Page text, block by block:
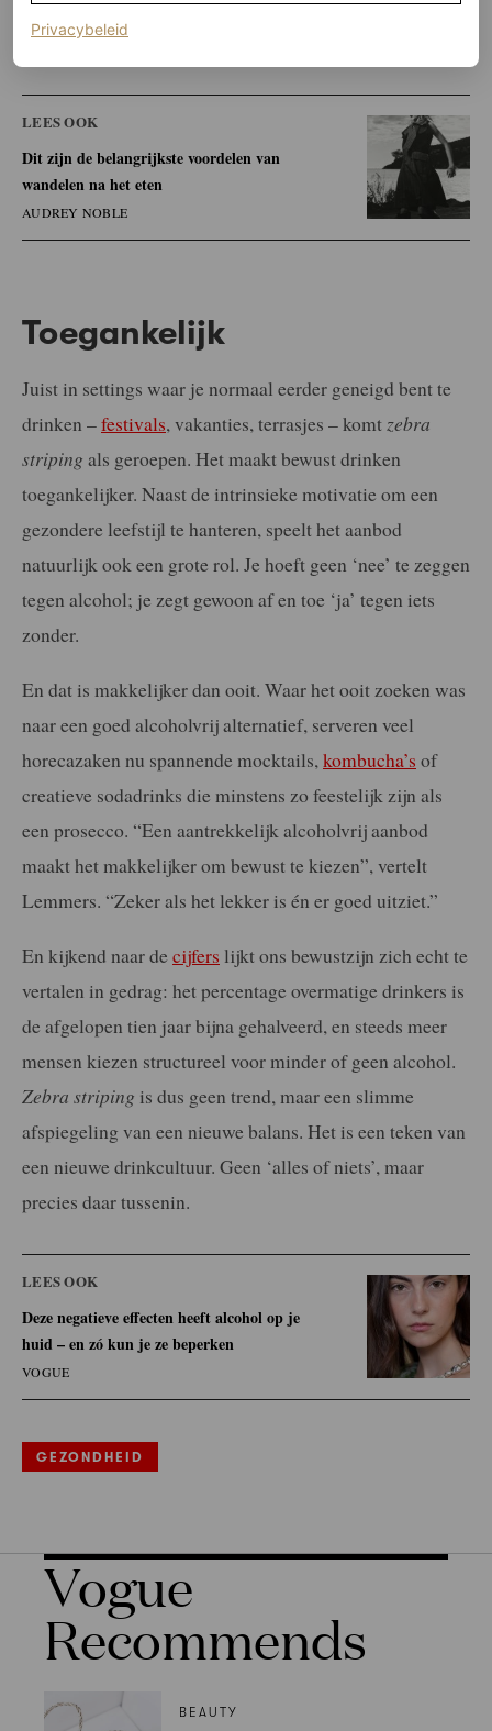
geweest. Het was een ontwikkeling binnen de groep
zelf.”
LEES OOK
Dit zijn de belangrijkste voordelen van
wandelen na het eten
AUDREY NOBLE
Toegankelijk
Juist in settings waar je normaal eerder geneigd bent te
drinken –festivals, vakanties, terrasjes – komtzebra
striping als geroepen. Het maakt bewust drinken
toegankelijker. Naast de intrinsieke motivatie om een
gezondere leefstijl te hanteren, speelt het aanbod
natuurlijk ook een grote rol. Je hoeft geen ‘nee’ te zeggen
tegen alcohol; je zegt gewoon af en toe ‘ja’ tegen iets
zonder.
En dat is makkelijker dan ooit. Waar het ooit zoeken was
naar een goed alcoholvrij alternatief, serveren veel
horecazaken nu spannende mocktails,kombucha’s of
creatieve sodadrinks die minstens zo feestelijk zijn als
een prosecco. “Een aantrekkelijk alcoholvrij aanbod
maakt het makkelijker om bewust te kiezen”, vertelt
Lemmers. “Zeker als het lekker is én er goed uitziet.”
En kijkend naar de cijfers lijkt ons bewustzijn zich echt te
vertalen in gedrag: het percentage overmatige drinkers is
de afgelopen tien jaar bijna gehalveerd, en steeds meer
mensen kiezen structureel voor minder of geen alcohol.
Zebra striping is dus geen trend, maar een slimme
afspiegeling van een nieuwe balans. Het is een teken van
een nieuwe drinkcultuur. Geen ‘alles of niets’, maar
precies daar tussenin.
LEES OOK
Deze negatieve effecten heeft alcohol op je
huid – en zó kun je ze beperken
VOGUE
GEZONDHEID
Vogue
Recommends
BEAUTY
Privacybeleid